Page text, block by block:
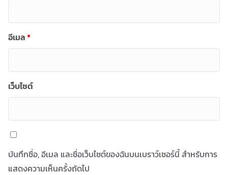
อีเมล*
เว็บไซต์
บันทึกชื่อ, อีเมล และชื่อเว็บไซต์ของฉันบนเบราว์เซอร์นี้ สำหรับการ
แสดงความเห็นครั้งถัดไป